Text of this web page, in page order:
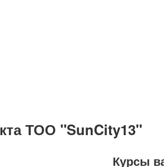
ТОО "SunCity13"
Курсы